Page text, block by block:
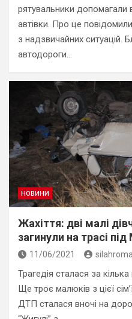
рятувальники допомагали
автівки. Про це
з надзвичайних ситуацій.
автодороги…
НОВИНИ
Жахіття: дві малі
загинули на трасі
11/06/2021
Трагедія сталася за
Ще троє малюків з цієї
ДТП сталася вночі на